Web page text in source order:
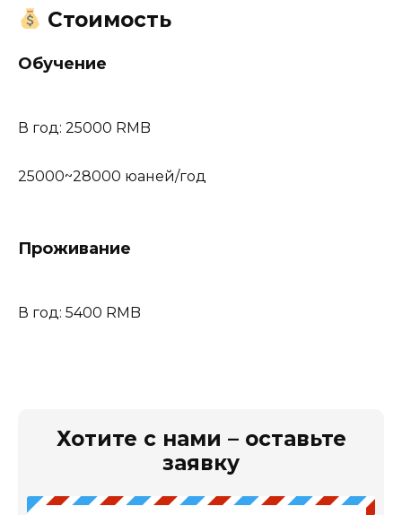
Стоимость
Обучение
В год: 25000 RMB
25000~28000 юаней/год
Проживание
В год: 5400 RMB
Хотите с нами – оставьте
заявку